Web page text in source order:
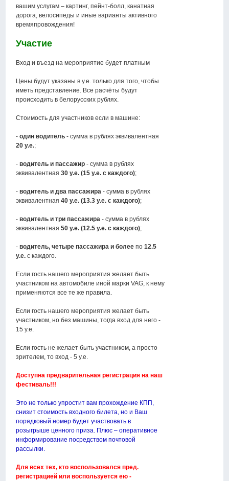
вашим услугам – картинг, пейнт-болл, канатная
дорога, велосипеды и иные варианты активного
времяпровождения!
Участие
Вход и въезд на мероприятие будет платным
Цены будут указаны в у.е. только для того, чтобы
иметь представление. Все расчёты будут
происходить в белорусских рублях.
Стоимость для участников если в машине:
-один водитель - сумма в рублях эквивалентная
20 у.е.;
-водитель и пассажир - сумма в рублях
эквивалентная30 у.е. (15 у.е. с каждого);
-водитель и два пассажира - сумма в рублях
эквивалентная40 у.е. (13.3 у.е. с каждого);
-водитель и три пассажира - сумма в рублях
эквивалентная50 у.е. (12.5 у.е. с каждого);
-водитель, четыре пассажира и более по12.5
у.е. с каждого.
Если гость нашего мероприятия желает быть
участником на автомобиле иной марки VAG, к нему
применяются все те же правила.
Если гость нашего мероприятия желает быть
участником, но без машины, тогда вход для него -
15 у.е.
Если гость не желает быть участником, а просто
зрителем, то вход - 5 у.е.
Доступна предварительная регистрация на наш
фестиваль!!!
Это не только упростит вам прохождение КПП,
снизит стоимость входного билета, но и Ваш
порядковый номер будет участвовать в
розыгрыше ценного приза. Плюс – оперативное
информирование посредством почтовой
рассылки.
Для всех тех, кто воспользовался пред.
регистрацией или воспользуется ею -